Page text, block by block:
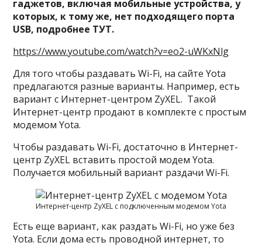
гаджетов, включая мобильные устройства, у
которых, к тому же, нет подходящего порта
USB, подробнее ТУТ.
https://www.youtube.com/watch?v=eo2-uWKxNlg
Для того чтобы раздавать Wi-Fi, на сайте Yota
предлагаются разные варианты. Например, есть
вариант с Интернет-центром ZyXEL. Такой
Интернет-центр продают в комплекте с простым
модемом Yota.
Чтобы раздавать Wi-Fi, достаточно в Интернет-
центр ZyXEL вставить простой модем Yota.
Получается мобильный вариант раздачи Wi-Fi.
Интернет-центр ZyXEL с подключенным модемом Yota
Есть еще вариант, как раздать Wi-Fi, но уже без
Yota. Если дома есть проводной интернет, то